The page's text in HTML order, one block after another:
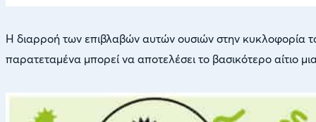
Η διαρροή των επιβλαβών αυτών ουσιών στην κυκλοφορία
παρατεταμένα μπορεί να αποτελέσει το βασικότερο αίτιο